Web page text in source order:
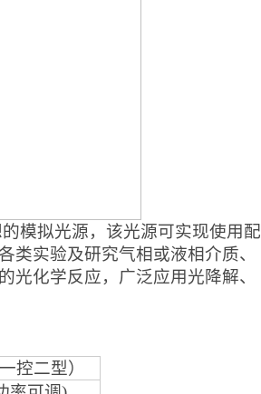
模拟光源，该光源可实现使用配
类实验及研究气相或液相介质、
光化学反应，广泛应用光降解、
控二型）